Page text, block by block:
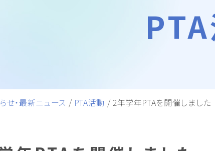
せ・最新ニュース / PTA活動 / 2年学年PTAを開催しました